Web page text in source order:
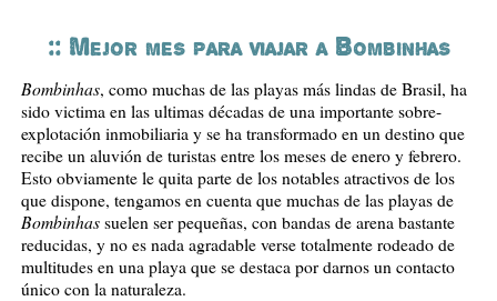
:: Mejor mes para viajar a Bombinhas
Bombinhas, como muchas de las playas más lindas de Brasil, ha
sido victima en las ultimas décadas de una importante sobre-
explotación inmobiliaria y se ha transformado en un destino que
recibe un aluvión de turistas entre los meses de enero y febrero.
Esto obviamente le quita parte de los notables atractivos de los
que dispone, tengamos en cuenta que muchas de las playas de
Bombinhas suelen ser pequeñas, con bandas de arena bastante
reducidas, y no es nada agradable verse totalmente rodeado de
multitudes en una playa que se destaca por darnos un contacto
único con la naturaleza.